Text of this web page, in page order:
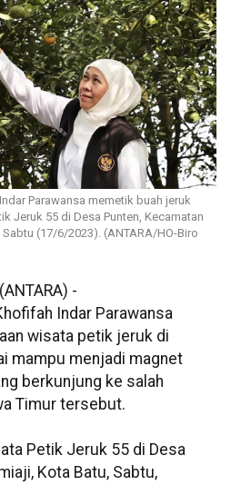
Parawansa memetik buah jeruk
Jeruk 55 di Desa Punten, Kecamatan
(17/6/2023). (ANTARA/HO-Biro
-
Indar Parawansa
wisata petik jeruk di
mampu menjadi magnet
berkunjung ke salah
Timur tersebut.
Petik Jeruk 55 di Desa
Kota Batu, Sabtu,